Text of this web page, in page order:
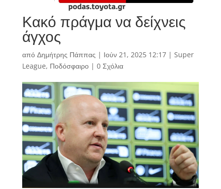
Κακό πράγμα να δείχνεις
άγχος
από Δημήτρης Πάππας | Ιούν 21, 2025 12:17| Super
League, Ποδόσφαιρο| 0 Σχόλια